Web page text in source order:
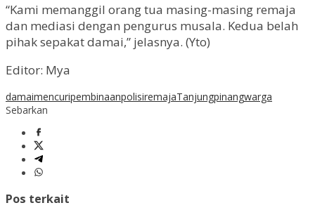
“Kami memanggil orang tua masing-masing remaja
dan mediasi dengan pengurus musala. Kedua belah
pihak sepakat damai,” jelasnya. (Yto)
Editor: Mya
damaimencuripembinaanpolisiremajaTanjungpinangwarga
Sebarkan
Pos terkait